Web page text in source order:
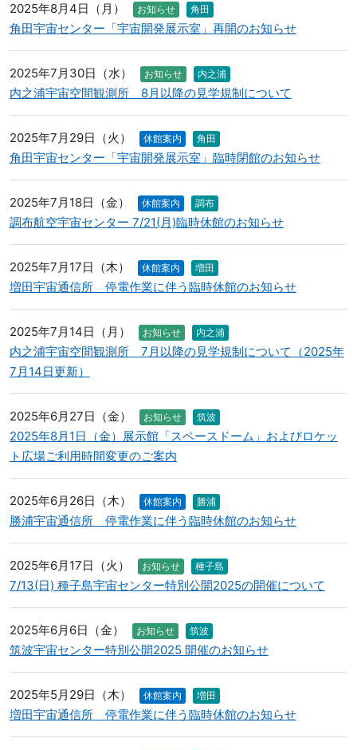
2025年8月4日（月） お知らせ 角田
角田宇宙センター「宇宙開発展示室」再開のお知らせ
2025年7月30日（水） お知らせ 内之浦
内之浦宇宙空間観測所 8月以降の見学規制について
2025年7月29日（火） 休館案内 角田
角田宇宙センター「宇宙開発展示室」臨時閉館のお知らせ
2025年7月18日（金） 休館案内 調布
調布航空宇宙センター 7/21(月)臨時休館のお知らせ
2025年7月17日（木） 休館案内 増田
増田宇宙通信所 停電作業に伴う臨時休館のお知らせ
2025年7月14日（月） お知らせ 内之浦
内之浦宇宙空間観測所 7月以降の見学規制について（2025年
7月14日更新）
2025年6月27日（金） お知らせ 筑波
2025年8月1日（金）展示館「スペースドーム」およびロケッ
ト広場ご利用時間変更のご案内
2025年6月26日（木） 休館案内 勝浦
勝浦宇宙通信所 停電作業に伴う臨時休館のお知らせ
2025年6月17日（火） お知らせ 種子島
7/13(日) 種子島宇宙センター特別公開2025の開催について
2025年6月6日（金） お知らせ 筑波
筑波宇宙センター特別公開2025 開催のお知らせ
2025年5月29日（木） 休館案内 増田
増田宇宙通信所 停電作業に伴う臨時休館のお知らせ